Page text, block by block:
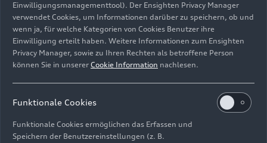
Standaufnahme, Farbe: Nardograu
Bild-Nr: A224945 · Copyright: AUDI AG
Rechte: Verwendung für Pressezwecke honorarfrei
Einwilligungsmanagementtool). Der Ensighten Privacy Manager
verwendet Cookies, um Informationen darüber zu speichern, ob und
wenn ja, für welche Kategorien von Cookies Benutzer ihre
Einwilligung erteilt haben. Weitere Informationen zum Ensighten
Privacy Manager, sowie zu Ihren Rechten als betroffene Person
können Sie in unserer Cookie Information nachlesen.
Funktionale Cookies
Funktionale Cookies ermöglichen das Erfassen und
Speichern der Benutzereinstellungen (z. B.